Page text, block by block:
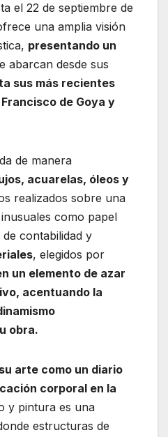
el 22 de septiembre de
una amplia visión
presentando un
abarcan desde sus
sus más recientes
de Goya y
de manera
acuarelas, óleos y
realizados sobre una
como papel
contabilidad y
, elegidos por
un elemento de azar
acentuando la
obra.
arte como un diario
corporal en la
y pintura es una
estructuras de